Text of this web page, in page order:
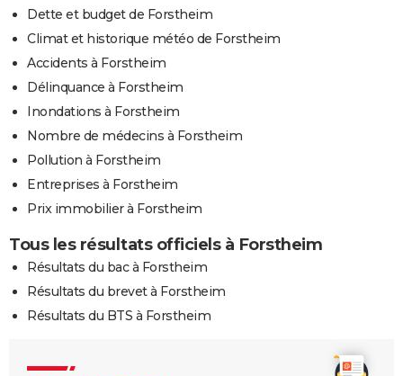
Dette et budget de Forstheim
Climat et historique météo de Forstheim
Accidents à Forstheim
Délinquance à Forstheim
Inondations à Forstheim
Nombre de médecins à Forstheim
Pollution à Forstheim
Entreprises à Forstheim
Prix immobilier à Forstheim
Tous les résultats officiels à Forstheim
Résultats du bac à Forstheim
Résultats du brevet à Forstheim
Résultats du BTS à Forstheim